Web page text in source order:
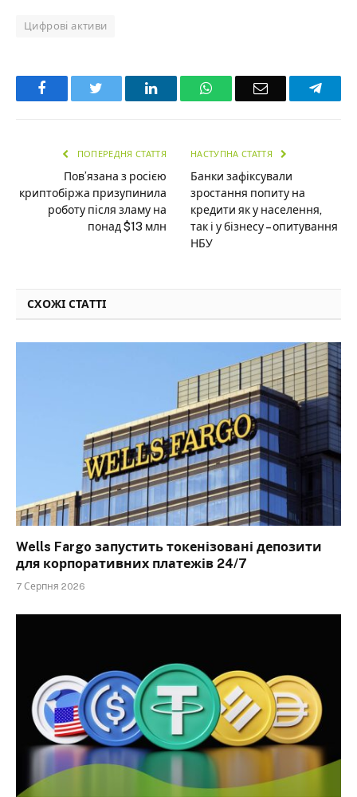
Цифрові активи
Facebook LinkedInWhatsAppEmail
ПОПЕРЕДНЯ СТАТТЯ
Пов’язана з росією
криптобіржа призупинила
роботу після зламу на
понад $13 млн
НАСТУПНА СТАТТЯ
Банки зафіксували
зростання попиту на
кредити як у населення,
так і у бізнесу – опитування
НБУ
СХОЖІ СТАТТІ
Wells Fargo запустить токенізовані депозити
для корпоративних платежів 24/7
7 Серпня 2026